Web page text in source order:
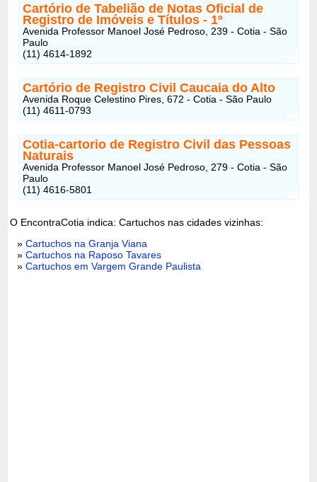
Cartório de Tabelião de Notas Oficial de
Registro de Imóveis e Títulos - 1º
Avenida Professor Manoel José Pedroso, 239 - Cotia - São
Paulo
(11) 4614-1892
Cartório de Registro Civil Caucaia do Alto
Avenida Roque Celestino Pires, 672 - Cotia - São Paulo
(11) 4611-0793
Cotia-cartorio de Registro Civil das Pessoas
Naturais
Avenida Professor Manoel José Pedroso, 279 - Cotia - São
Paulo
(11) 4616-5801
O EncontraCotia indica: Cartuchos nas cidades vizinhas:
»Cartuchos na Granja Viana
»Cartuchos na Raposo Tavares
»Cartuchos em Vargem Grande Paulista